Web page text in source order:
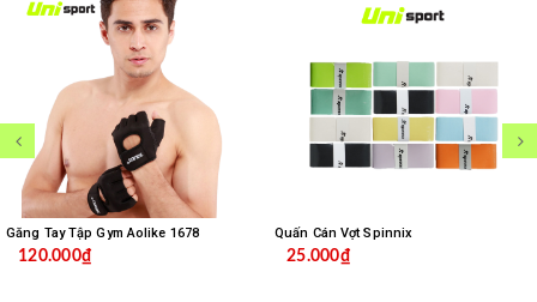
Găng Tay Tập Gym Aolike 1678
120.000₫
Quấn Cán Vợt Spinnix
25.000₫